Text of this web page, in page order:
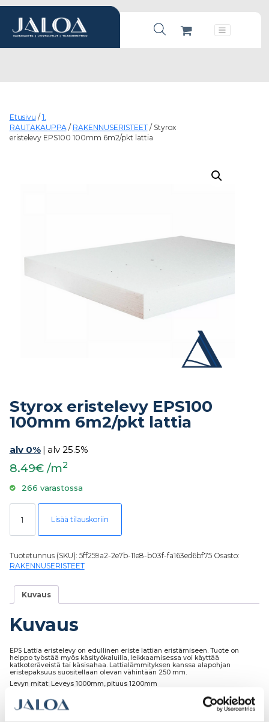
Products search
Päävalikko
Etusivu / 1.
RAUTAKAUPPA/ RAKENNUSERISTEET/ Styrox
eristelevy EPS100 100mm 6m2/pkt lattia
Styrox eristelevy EPS100
100mm 6m2/pkt lattia
alv 0% | alv 25.5%
8.49€ /m2
266 varastossa
Styrox eristelevy EPS100 100mm 6m2/pkt lattia määrä
Lisää tilauskoriin
Tuotetunnus (SKU): 5ff259a2-2e7b-11e8-b03f-fa163ed6bf75 Osasto:
RAKENNUSERISTEET
Kuvaus
Kuvaus
EPS Lattia eristelevy on edullinen eriste lattian eristämiseen. Tuote on
helppo työstää myös käsityökaluilla, leikkaamisessa voi käyttää
katkoteräveistä tai käsisahaa. Lattialämmityksen kanssa alapohjan
eristepaksuus suositellaan olevan vähintään 250 mm.
Levyn mitat: Leveys 1000mm, pituus 1200mm